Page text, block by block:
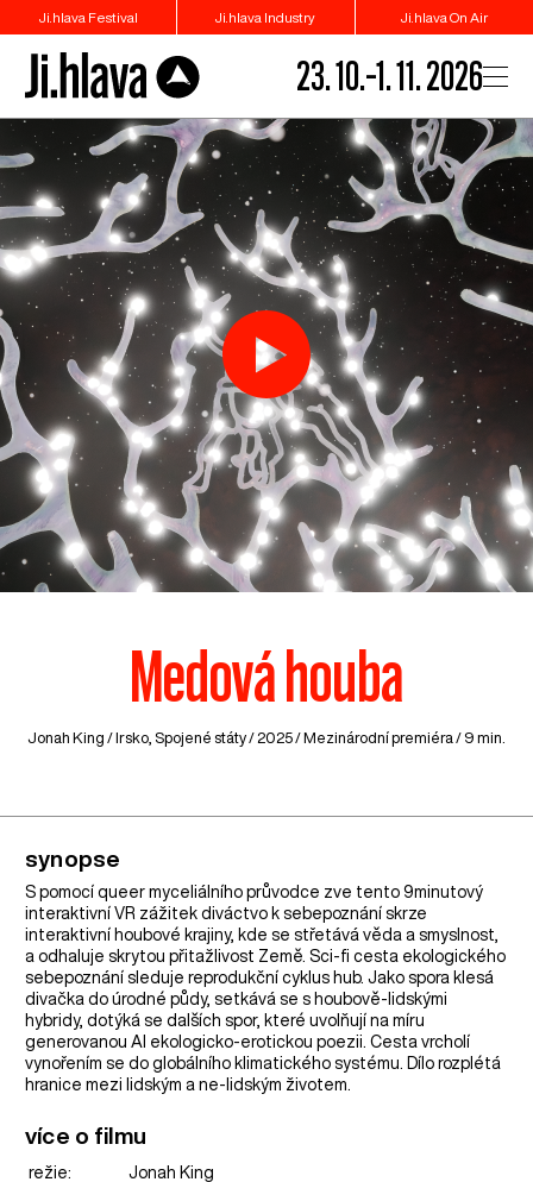
Ji.hlava Festival Ji.hlava Industry Ji.hlava On Air
23. 10.–1. 11. 2026
Medová houba
Jonah King / Irsko Spojené státy/ 2025 / Mezinárodní premiéra / 9 min.
synopse
S pomocí queer myceliálního průvodce zve tento 9minutový
interaktivní VR zážitek diváctvo k sebepoznání skrze
interaktivní houbové krajiny, kde se střetává věda a smyslnost,
a odhaluje skrytou přitažlivost Země. Sci-fi cesta ekologického
sebepoznání sleduje reprodukční cyklus hub. Jako spora klesá
divačka do úrodné půdy, setkává se s houbově-lidskými
hybridy, dotýká se dalších spor, které uvolňují na míru
generovanou AI ekologicko-erotickou poezii. Cesta vrcholí
vynořením se do globálního klimatického systému. Dílo rozplétá
hranice mezi lidským a ne-lidským životem.
více o filmu
režie:
Jonah King